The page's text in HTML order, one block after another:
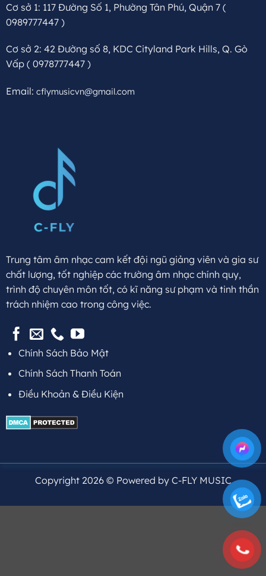
Cơ sở 1: 117 Đường Số 1, Phường Tân Phú, Quận 7 (
0989777447 )
Cơ sở 2: 42 Đường số 8, KDC Cityland Park Hills, Q. Gò
Vấp( 0978777447 )
Email: cflymusicvn@gmail.com
Trung tâm âm nhạc cam kết đội ngũ giảng viên và gia sư
chất lượng, tốt nghiệp các trường âm nhạc chính quy,
trình độ chuyên môn tốt, có kĩ năng sư phạm và tinh thần
trách nhiệm cao trong công việc.
Chính Sách Bảo Mật
Chính Sách Thanh Toán
Điều Khoản & Điều Kiện
Copyright 2026 © Powered by C-FLY MUSIC